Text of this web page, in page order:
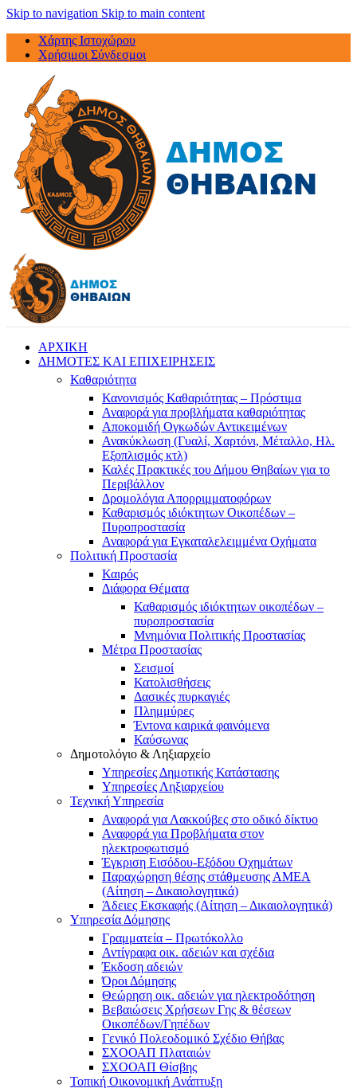
Skip to navigation Skip to main content
Χάρτης Ιστοχώρου
Χρήσιμοι Σύνδεσμοι
ΑΡΧΙΚΗ
ΔΗΜΟΤΕΣ ΚΑΙ ΕΠΙΧΕΙΡΗΣΕΙΣ
Καθαριότητα
Κανονισμός Καθαριότητας – Πρόστιμα
Αναφορά για προβλήματα καθαριότητας
Αποκομιδή Ογκωδών Αντικειμένων
Ανακύκλωση (Γυαλί, Χαρτόνι, Μέταλλο, Ηλ.
Εξοπλισμός κτλ)
Καλές Πρακτικές του Δήμου Θηβαίων για το
Περιβάλλον
Δρομολόγια Απορριμματοφόρων
Καθαρισμός ιδιόκτητων Οικοπέδων –
Πυροπροστασία
Αναφορά για Εγκαταλελειμμένα Οχήματα
Πολιτική Προστασία
Καιρός
Διάφορα Θέματα
Καθαρισμός ιδιόκτητων οικοπέδων –
πυροπροστασία
Μνημόνια Πολιτικής Προστασίας
Μέτρα Προστασίας
Σεισμοί
Κατολισθήσεις
Δασικές πυρκαγιές
Πλημμύρες
Έντονα καιρικά φαινόμενα
Καύσωνας
Δημοτολόγιο & Ληξιαρχείο
Υπηρεσίες Δημοτικής Κατάστασης
Υπηρεσίες Ληξιαρχείου
Τεχνική Υπηρεσία
Αναφορά για Λακκούβες στο οδικό δίκτυο
Αναφορά για Προβλήματα στον
ηλεκτροφωτισμό
Έγκριση Εισόδου-Εξόδου Οχημάτων
Παραχώρηση θέσης στάθμευσης ΑΜΕΑ
(Αίτηση – Δικαιολογητικά)
Άδειες Εκσκαφής (Αίτηση – Δικαιολογητικά)
Υπηρεσία Δόμησης
Γραμματεία – Πρωτόκολλο
Αντίγραφα οικ. αδειών και σχέδια
Έκδοση αδειών
Όροι Δόμησης
Θεώρηση οικ. αδειών για ηλεκτροδότηση
Βεβαιώσεις Χρήσεων Γης & θέσεων
Οικοπέδων/Γηπέδων
Γενικό Πολεοδομικό Σχέδιο Θήβας
ΣΧΟΟΑΠ Πλαταιών
ΣΧΟΟΑΠ Θίσβης
Τοπική Οικονομική Ανάπτυξη